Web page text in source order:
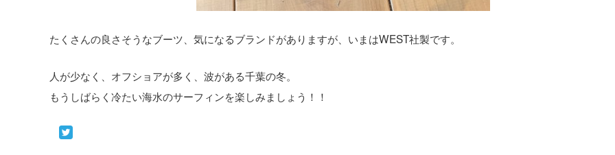
たくさんの良さそうなブーツ、気になるブランドがありますが、いまはWEST社製です。
人が少なく、オフショアが多く、波がある千葉の冬。
もうしばらく冷たい海水のサーフィンを楽しみましょう！！